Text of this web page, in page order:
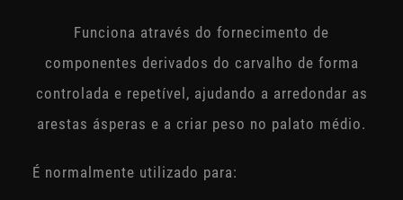
Funciona através do fornecimento de
componentes derivados do carvalho de forma
controlada e repetível, ajudando a arredondar as
arestas ásperas e a criar peso no palato médio.
É normalmente utilizado para: